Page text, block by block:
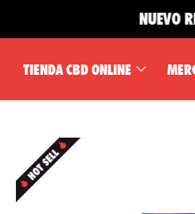
NUEVO REGALO
TIENDA CBD ONLINE